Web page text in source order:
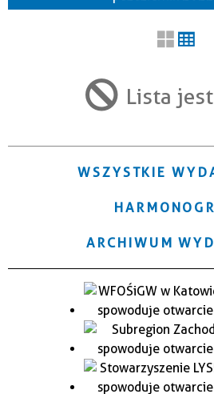
Trwające w zakresie Lista
WSZYSTKIE
ARCHIWUM